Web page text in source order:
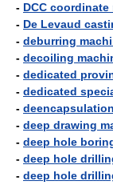
- DCC
- De Levaud
- deburring
- decoiling
- dedicated
- dedicated
-
- deep drawing
- deep hole
- deep hole
- deep hole